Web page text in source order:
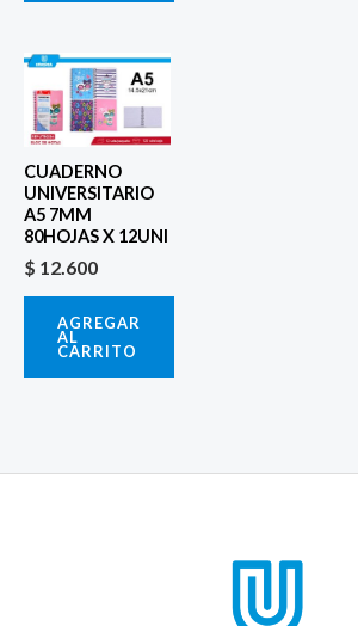
CUADERNO
UNIVERSITARIO
A5 7MM
80HOJAS X 12UNI
$ 12.600
AGREGAR
AL
CARRITO